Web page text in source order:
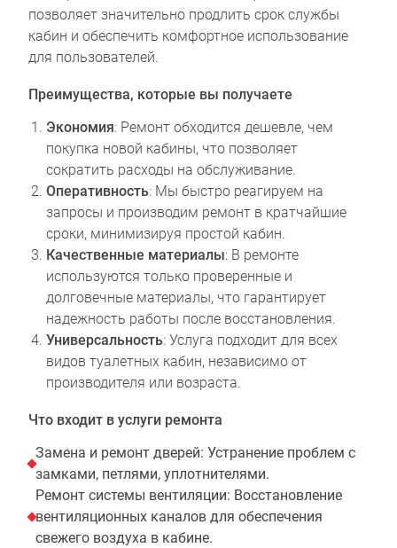
позволяет значительно продлить срок службы
кабин и обеспечить комфортное использование
для пользователей.
Преимущества, которые вы получаете
Экономия: Ремонт обходится дешевле, чем
покупка новой кабины, что позволяет
сократить расходы на обслуживание.
Оперативность: Мы быстро реагируем на
запросы и производим ремонт в кратчайшие
сроки, минимизируя простой кабин.
Качественные материалы: В ремонте
используются только проверенные и
долговечные материалы, что гарантирует
надежность работы после восстановления.
Универсальность: Услуга подходит для всех
видов туалетных кабин, независимо от
производителя или возраста.
Что входит в услуги ремонта
Замена и ремонт дверей: Устранение проблем с
замками, петлями, уплотнителями.
Ремонт системы вентиляции: Восстановление
вентиляционных каналов для обеспечения
свежего воздуха в кабине.